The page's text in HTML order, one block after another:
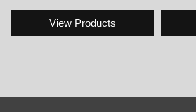
View Products